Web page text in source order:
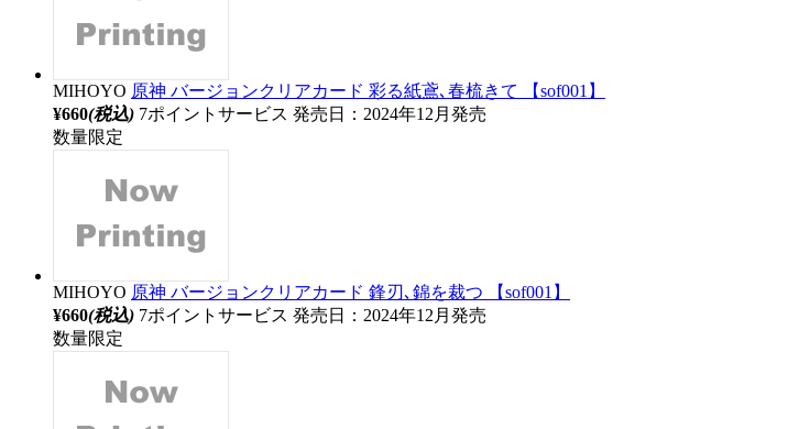
MIHOYO 原神 バージョンクリアカード 彩る紙鳶､春梳きて 【sof001】
¥660(税込) 7ポイントサービス 発売日：2024年12月発売
数量限定
MIHOYO 原神 バージョンクリアカード 鋒刃､錦を裁つ 【sof001】
¥660(税込) 7ポイントサービス 発売日：2024年12月発売
数量限定